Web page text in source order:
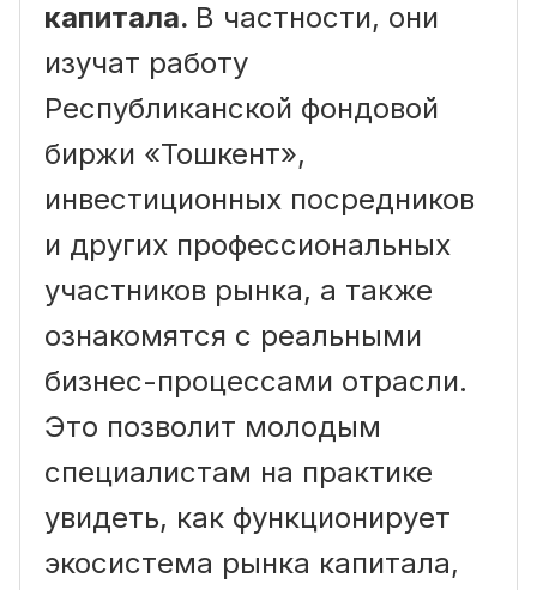
капитала. В частности, они
изучат работу
Республиканской фондовой
биржи «Тошкент»,
инвестиционных посредников
и других профессиональных
участников рынка, а также
ознакомятся с реальными
бизнес-процессами отрасли.
Это позволит молодым
специалистам на практике
увидеть, как функционирует
экосистема рынка капитала,